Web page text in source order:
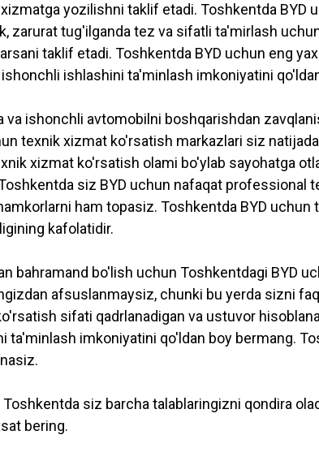
yozilishni taklif etadi. Toshkentda BYD
zarurat tug'ilganda tez va sifatli ta'mirlash
taklif etadi. Toshkentda BYD uchun eng
ishlashini ta'minlash imkoniyatini
ishonchli avtomobilni boshqarishdan
texnik xizmat ko'rsatish markazlari siz
xizmat ko'rsatish olami bo'ylab sayohatga
siz BYD uchun nafaqat professional
ham topasiz. Toshkentda BYD
kafolatidir.
bahramand bo'lish uchun Toshkentdagi BYD
afsuslanmaysiz, chunki bu yerda sizni
sifati qadrlanadigan va ustuvor
imkoniyatini qo'ldan boy bermang.
siz barcha talablaringizni qondira
bering.